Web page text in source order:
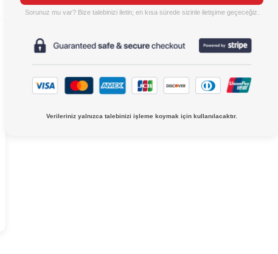
Sorunuz mu var? Bize talebinizi iletin; en kısa sürede sizinle iletişime geçeceğiz.
Verileriniz yalnızca talebinizi işleme koymak için kullanılacaktır.